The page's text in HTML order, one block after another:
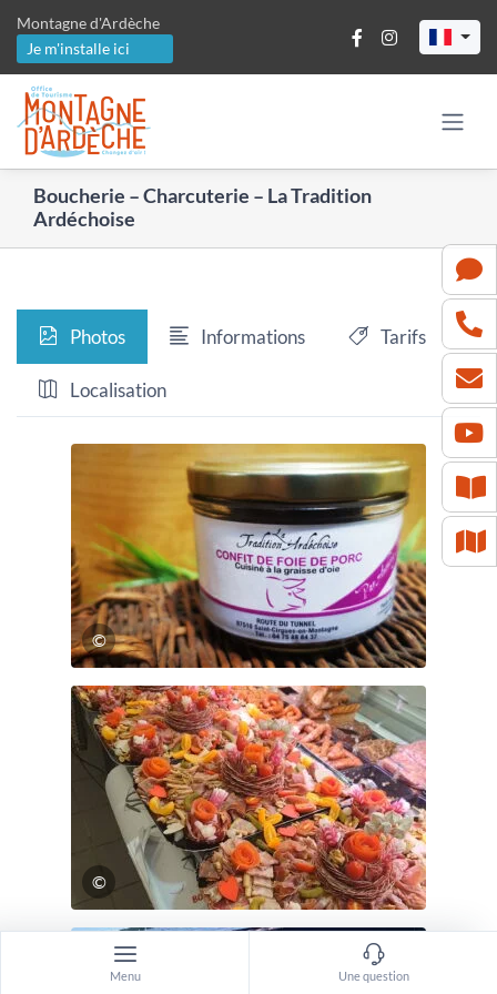
contenu
Montagne d'Ardèche
Je m'installe ici
Boucherie – Charcuterie – La Tradition
Ardéchoise
Photos Informations Tarifs
Localisation
©
©
Menu Une question